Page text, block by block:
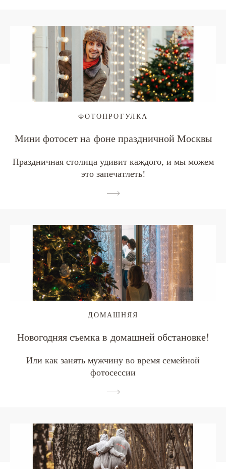
ФОТОПРОГУЛКА
Мини фотосет на фоне праздничной Москвы
Праздничная столица удивит каждого, и мы можем
это запечатлеть!
ДОМАШНЯЯ
Новогодняя съемка в домашней обстановке!
Или как занять мужчину во время семейной
фотосессии